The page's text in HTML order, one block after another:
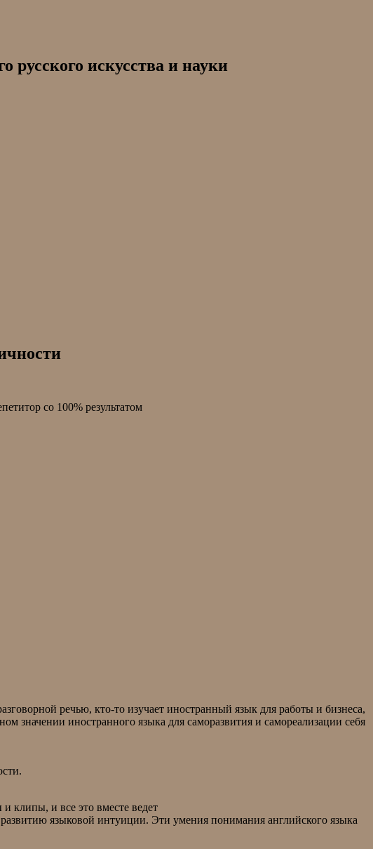
искусства и науки
со 100% результатом
речью, кто-то изучает иностранный язык для работы и бизнеса,
значении иностранного языка для саморазвития и самореализации себя
клипы, и все это вместе ведет
языковой интуиции. Эти умения понимания английского языка